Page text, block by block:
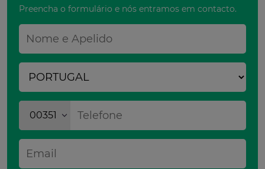
Preencha o formulário e nós entramos em contacto.
00351